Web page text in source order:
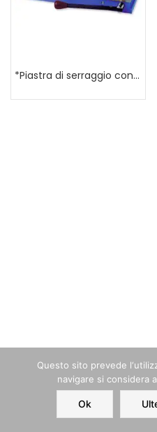
Home
*Piastra di serraggio con divisione a poli trasversali versione rinforzata
Questo sito prevede
navigare si considera
Ok